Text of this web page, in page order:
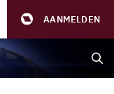
AANMELDEN